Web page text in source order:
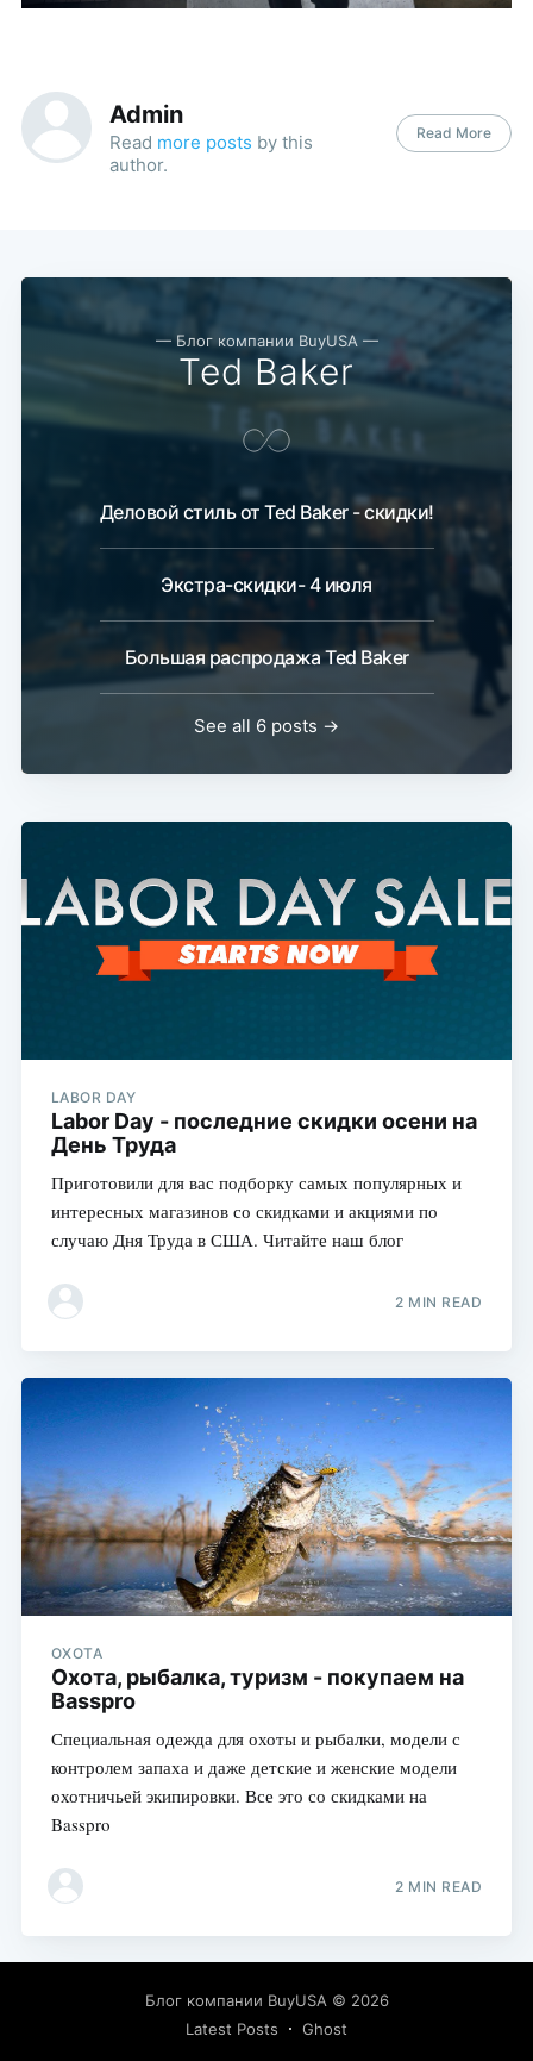
Admin
Read more posts by this
author.
Read More
— Блог компании BuyUSA —
Ted Baker
Деловой стиль от Ted Baker - скидки!
Экстра-скидки- 4 июля
Большая распродажа Ted Baker
See all 6 posts →
LABOR DAY
Labor Day - последние скидки осени на
День Труда
Приготовили для вас подборку самых популярных и
интересных магазинов со скидками и акциями по
случаю Дня Труда в США. Читайте наш блог
2 MIN READ
ОХОТА
Охота, рыбалка, туризм - покупаем на
Basspro
Специальная одежда для охоты и рыбалки, модели с
контролем запаха и даже детские и женские модели
охотничьей экипировки. Все это со скидками на
Basspro
2 MIN READ
Блог компании BuyUSA © 2026
Latest Posts
Ghost